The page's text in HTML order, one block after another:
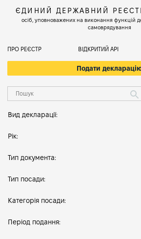
ЄДИНИЙ ДЕРЖАВНИЙ
осіб, уповноважених на виконання функцій
самоврядування
ПРО РЕЄСТР ВІДКРИТИЙ АРІ
Подати
Вид декларації:
Рік:
Тип документа:
Тип посади:
Категорія посади:
Період подання: